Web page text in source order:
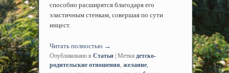
способно расширятся благодаря его
эластичным стенкам, совершая по сути
инцест.
Читать полностью →
Опубликовано в Статьи Метки детско-
родительские отношения, желание,